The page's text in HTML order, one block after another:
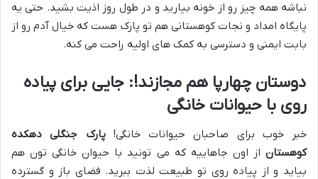
نباشه همه چیز رو از خونه بیارید و در طول روز اذیت بشید. حتی یه
پایگاه امداد و نجات کوهستانی هم تو پارک هست که خیال آدم رو از
بابت ایمنی و دسترسی به کمک های اولیه راحت می کنه.
دوستان چهارپا هم مجازند!: جایی برای پیاده
روی با حیوانات خانگی
خبر خوب برای صاحبان حیوانات خانگی!پارک جنگلی دهکده
کوهستان از اون جاهاییه که می تونید با حیوان خانگی تون هم
بیاید و از پیاده روی تو طبیعت لذت ببرید. فضای باز و گسترده